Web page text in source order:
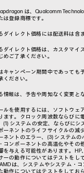
は、Qualcomm
は登録商標です。
ダイレクト価格には配送料は含
ダイレクト価格は、カスタマイ
めご了承ください。
キャンペーン期間中であっても
ください。
情報は、予告や周知なく変更と
ルを使用するには、ソフトウェ
ます。クロック周波数ならびに
(1) システムの安定、ならびにシ
ーネントのライフサイクルの減
ネントのエラー、(3) システムの
コンポーネントの高温化やその
を与える可能性があります。HP
ーの動作についてはテストをし
は、システムやシステム・
動作についてはテストをしてお